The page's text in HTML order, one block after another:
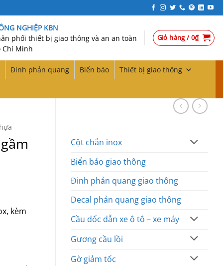
NGHIỆP KBN
phối thiết bị giao thông và an an toàn
Chí Minh
Giỏ hàng /0₫
Đinh phản quang Biển báo
Thiết bị giao thông
Cột chắn inox
Biển báo giao thông
Đinh phản quang giao thông
Decal phản quang giao thông
Cầu dốc dẫn xe ô tô – xe máy
Gương cầu lồi
Gờ giảm tốc
kèm